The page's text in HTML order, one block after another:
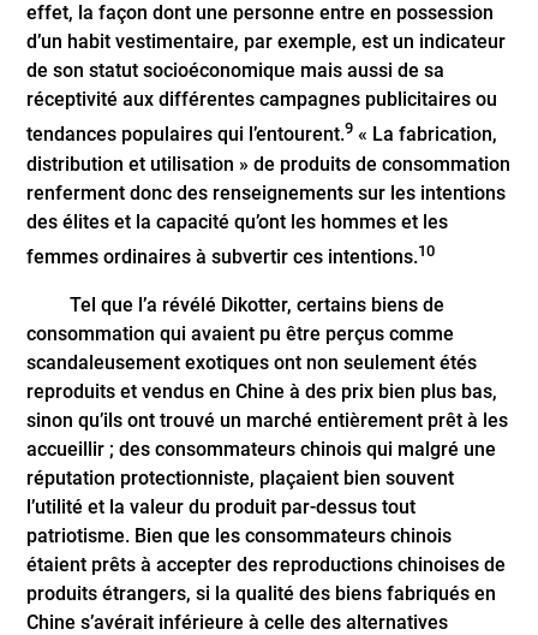
effet, la façon dont une personne entre en possession
d’un habit vestimentaire, par exemple, est un indicateur
de son statut socioéconomique mais aussi de sa
réceptivité aux différentes campagnes publicitaires ou
tendances populaires qui l’entourent.9 « La fabrication,
distribution et utilisation » de produits de consommation
renferment donc des renseignements sur les intentions
des élites et la capacité qu’ont les hommes et les
femmes ordinaires à subvertir ces intentions.10
Tel que l’a révélé Dikotter, certains biens de
consommation qui avaient pu être perçus comme
scandaleusement exotiques ont non seulement étés
reproduits et vendus en Chine à des prix bien plus bas,
sinon qu’ils ont trouvé un marché entièrement prêt à les
accueillir ; des consommateurs chinois qui malgré une
réputation protectionniste, plaçaient bien souvent
l’utilité et la valeur du produit par-dessus tout
patriotisme. Bien que les consommateurs chinois
étaient prêts à accepter des reproductions chinoises de
produits étrangers, si la qualité des biens fabriqués en
Chine s’avérait inférieure à celle des alternatives